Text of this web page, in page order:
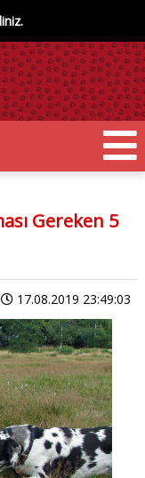
Gereken 5
17.08.2019 23:49:03